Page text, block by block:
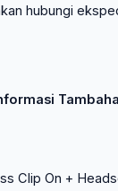
hubungi
Clip On +